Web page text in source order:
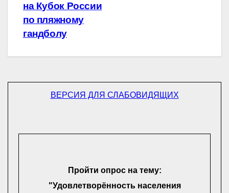
на Кубок России
по пляжному
гандболу
ВЕРСИЯ ДЛЯ СЛАБОВИДЯЩИХ
Пройти опрос на тему:
"Удовлетворённость населения